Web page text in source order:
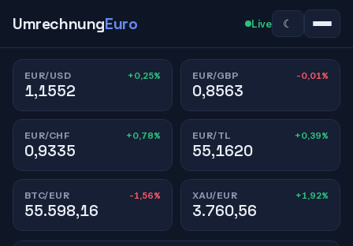
UmrechnungEuro Live ☾
EUR/USD +0,25%
1,1552
EUR/GBP -0,01%
0,8563
EUR/CHF +0,78%
0,9335
EUR/TL +0,39%
55,1620
BTC/EUR -1,56%
55.598,16
XAU/EUR +1,92%
3.760,56